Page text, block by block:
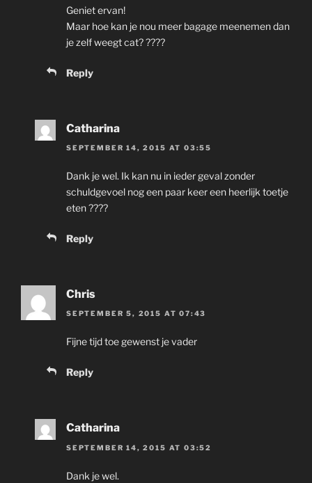
Geniet ervan!
Maar hoe kan je nou meer bagage meenemen dan
je zelf weegt cat? ????
Reply
Catharina
SEPTEMBER 14, 2015 AT 03:55
Dank je wel. Ik kan nu in ieder geval zonder
schuldgevoel nog een paar keer een heerlijk toetje
eten ????
Reply
Chris
SEPTEMBER 5, 2015 AT 07:43
Fijne tijd toe gewenst je vader
Reply
Catharina
SEPTEMBER 14, 2015 AT 03:52
Dank je wel.